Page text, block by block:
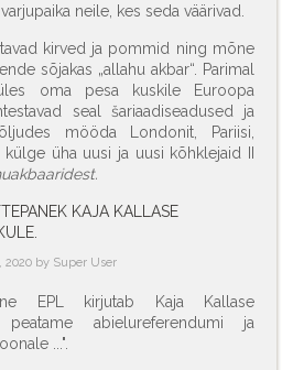
neile, kes seda väärivad.
kirved ja pommid ning mõne
sõjakas „allahu akbar“. Parimal
oma pesa kuskile Euroopa
seal šariaadiseadused ja
mööda Londonit, Pariisi,
üha uusi ja uusi kõhklejaid II
KAJA KALLASE
2020 by Super User
EPL kirjutab Kaja Kallase
abielureferendumi ja
...".